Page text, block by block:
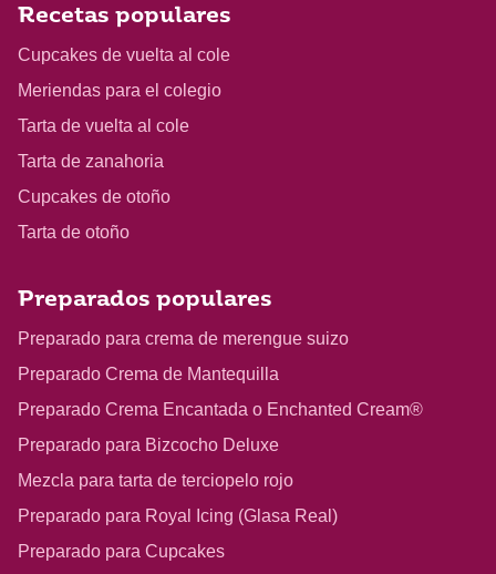
Recetas populares
Cupcakes de vuelta al cole
Meriendas para el colegio
Tarta de vuelta al cole
Tarta de zanahoria
Cupcakes de otoño
Tarta de otoño
Preparados populares
Preparado para crema de merengue suizo
Preparado Crema de Mantequilla
Preparado Crema Encantada o Enchanted Cream®
Preparado para Bizcocho Deluxe
Mezcla para tarta de terciopelo rojo
Preparado para Royal Icing (Glasa Real)
Preparado para Cupcakes